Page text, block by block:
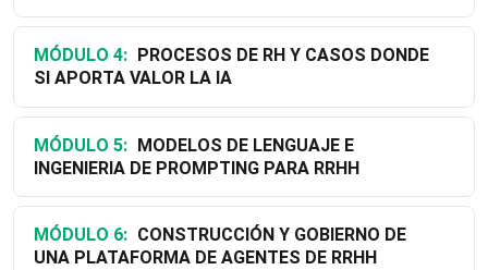
MÓDULO 4:
SI APORTA VALOR LA IA
MÓDULO 5:
INGENIERIA DE PROMPTING PARA RRHH
MÓDULO 6:
UNA PLATAFORMA DE AGENTES DE RRHH